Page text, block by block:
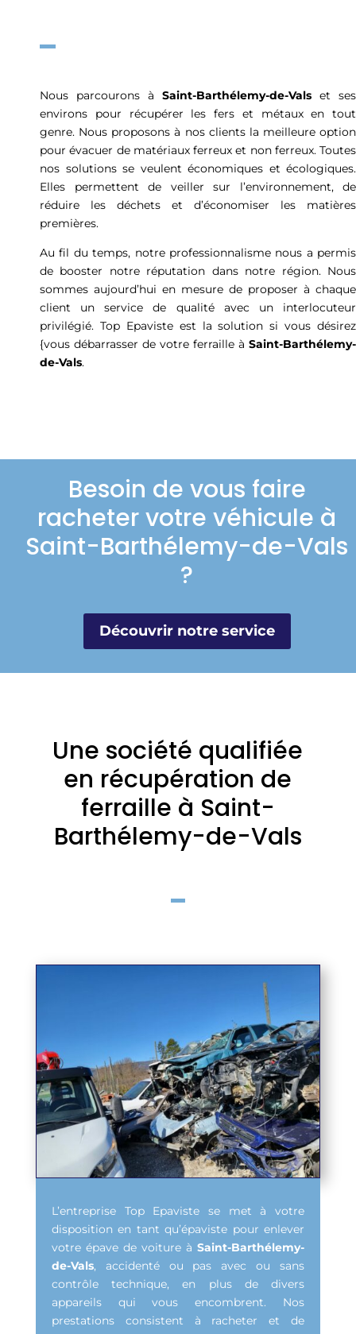
Nous parcourons à Saint-Barthélemy-de-Vals et ses
environs pour récupérer les fers et métaux en tout
genre. Nous proposons à nos clients la meilleure option
pour évacuer de matériaux ferreux et non ferreux. Toutes
nos solutions se veulent économiques et écologiques.
Elles permettent de veiller sur l’environnement, de
réduire les déchets et d’économiser les matières
premières.
Au fil du temps, notre professionnalisme nous a permis
de booster notre réputation dans notre région. Nous
sommes aujourd’hui en mesure de proposer à chaque
client un service de qualité avec un interlocuteur
privilégié. Top Epaviste est la solution si vous désirez
{vous débarrasser de votre ferraille à Saint-Barthélemy-
de-Vals.
Besoin de vous faire
racheter votre véhicule à
Saint-Barthélemy-de-Vals
?
Découvrir notre service
Une société qualifiée
en récupération de
ferraille à Saint-
Barthélemy-de-Vals
L’entreprise Top Epaviste se met à votre
disposition en tant qu’épaviste pour enlever
votre épave de voiture àSaint-Barthélemy-
de-Vals, accidenté ou pas avec ou sans
contrôle technique, en plus de divers
appareils qui vous encombrent. Nos
prestations consistent à racheter et de